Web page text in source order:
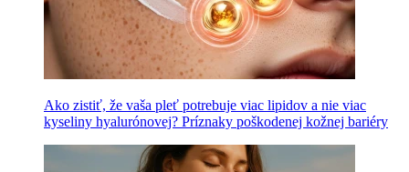
Ako zistiť, že vaša pleť potrebuje viac lipidov a nie viac
kyseliny hyalurónovej? Príznaky poškodenej kožnej bariéry